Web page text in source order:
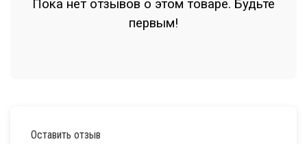
Пока нет отзывов о этом товаре. Будьте
первым!
Оставить отзыв